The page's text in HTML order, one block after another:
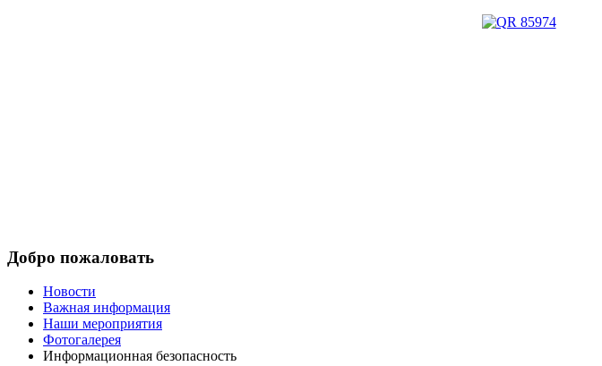
Добро пожаловать
Новости
Важная информация
Наши мероприятия
Фотогалерея
Информационная безопасность